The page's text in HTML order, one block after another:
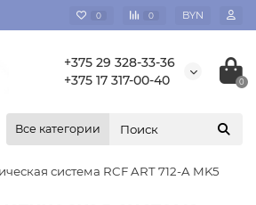
0 0 BYN
+375 29 328-33-36
+375 17 317-00-40
0
Все категории
система RCF ART 712-A MK5